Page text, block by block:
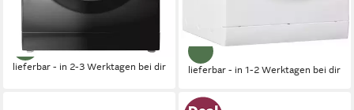
mtl. in 24 Raten
-63%
lieferbar - in 2-3 Werktagen bei dir lieferbar - in 1-2 Werktagen bei dir